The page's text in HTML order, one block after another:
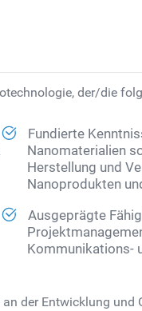
der/die
Fundierte
Nanomaterialien
Herstellung und
Nanoprodukten
Ausgeprägte
Kommunikations-
der Entwicklung